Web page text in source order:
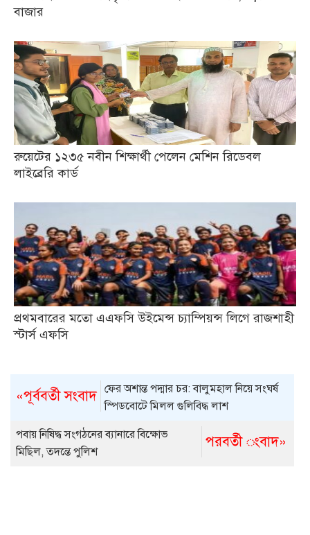
বাজার
রুয়েটের ১২৩৫ নবীন শিক্ষার্থী পেলেন মেশিন রিডেবল
লাইব্রেরি কার্ড
প্রথমবারের মতো এএফসি উইমেন্স চ্যাম্পিয়ন্স লিগে রাজশাহী
স্টার্স এফসি
«পূর্ববর্তী সংবাদ ফের অশান্ত পদ্মার চর: বালুমহাল নিয়ে সংঘর্ষ
স্পিডবোটে মিলল গুলিবিদ্ধ লাশ
পরবর্তী ংবাদ»
পবায় নিষিদ্ধ সংগঠনের ব্যানারে বিক্ষোভ
মিছিল, তদন্তে পুলিশ